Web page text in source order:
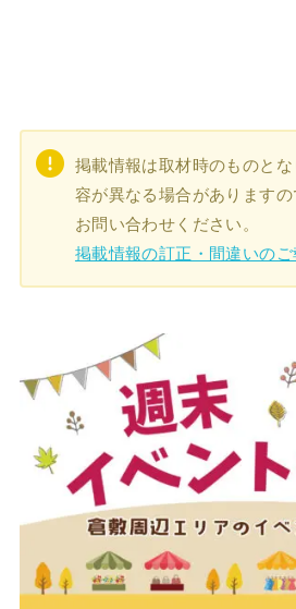
掲載情報は取材時のものと
容が異なる場合があります
お問い合わせください。
掲載情報の訂正・間違いの